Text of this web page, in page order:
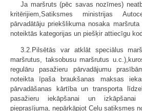
Ja maršruts (pēc savas nozīmes)
kritērijiem,Satiksmes ministrijas
pārvadātāju priekšlikuma nosaka
noteiktās kategorijas un piešķir attiecīgu
3.2.Pilsētās var atklāt speciālus
maršrutus, taksobusu maršrutus
regulāru pasažieru pārvadājumu
noteikta īpaša braukšanas maksas
pārvadāšanas kārtība un transporta
pasažieru iekāpšanai un
pieprasījuma, nepārkāpjot Ceļu satiksmes